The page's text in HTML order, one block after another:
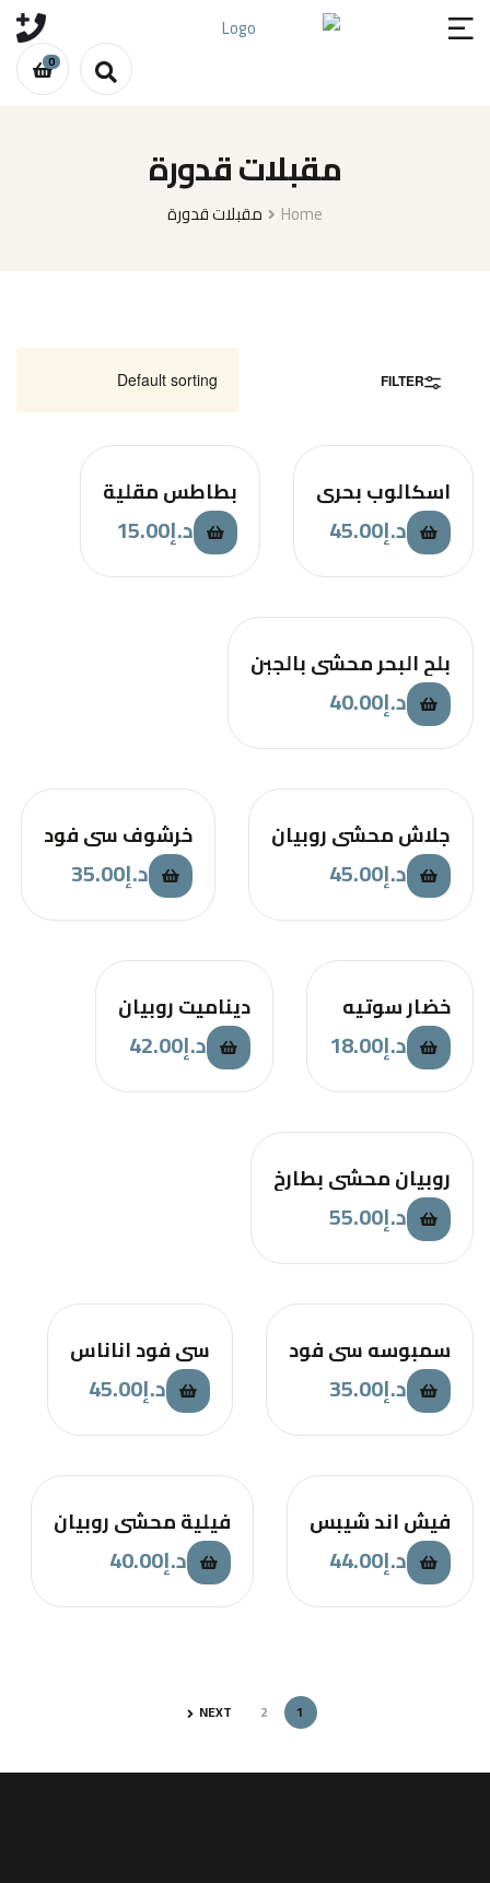
0
مقبلات قدورة
Home مقبلات قدورة
FILTER
اسكالوب بحري
د.إ45.00
بطاطس مقلية
د.إ15.00
بلح البحر محشي بالجبن
د.إ40.00
جلاش محشي روبيان
د.إ45.00
خرشوف سي فود
د.إ35.00
خضار سوتيه
د.إ18.00
ديناميت روبيان
د.إ42.00
روبيان محشي بطارخ
د.إ55.00
سمبوسه سي فود
د.إ35.00
سي فود اناناس
د.إ45.00
فيش اند شيبس
د.إ44.00
فيلية محشي روبيان
د.إ40.00
1
2
NEXT